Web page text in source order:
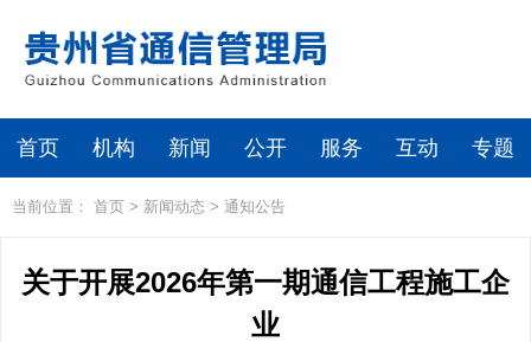
首页 机构 新闻 公开 服务 互动 专题
当前位置： 首页 > 新闻动态 > 通知公告
关于开展2026年第一期通信工程施工企
业